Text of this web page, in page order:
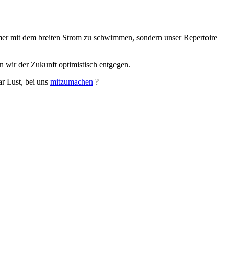
mit dem breiten Strom zu schwimmen, sondern unser Repertoire
wir der Zukunft optimistisch entgegen.
Lust, bei uns mitzumachen ?